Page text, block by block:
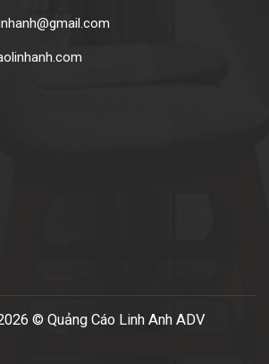
© Quảng Cáo Linh Anh ADV